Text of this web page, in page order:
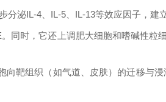
泌IL-4、IL-5、IL-13等效应因子，建
同时，它还上调肥大细胞和嗜碱性粒
靶组织（如气道、皮肤）的迁移与